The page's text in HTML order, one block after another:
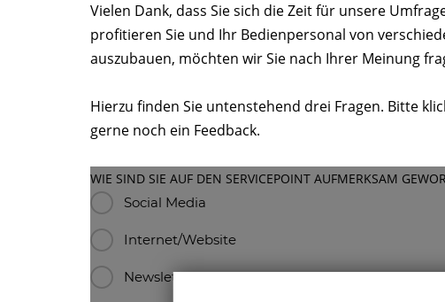
Vielen Dank, dass Sie sich die Zeit für unsere
profitieren Sie und Ihr Bedienpersonal von
auszubauen, möchten wir Sie nach Ihrer Meinung
Hierzu finden Sie untenstehend drei Fragen. Bitte
gerne noch ein Feedback.
WIE SIND SIE AUF DEN SERVICEPOINT AUFMERKSAM
Social Media
Internet/Website
Newsletter